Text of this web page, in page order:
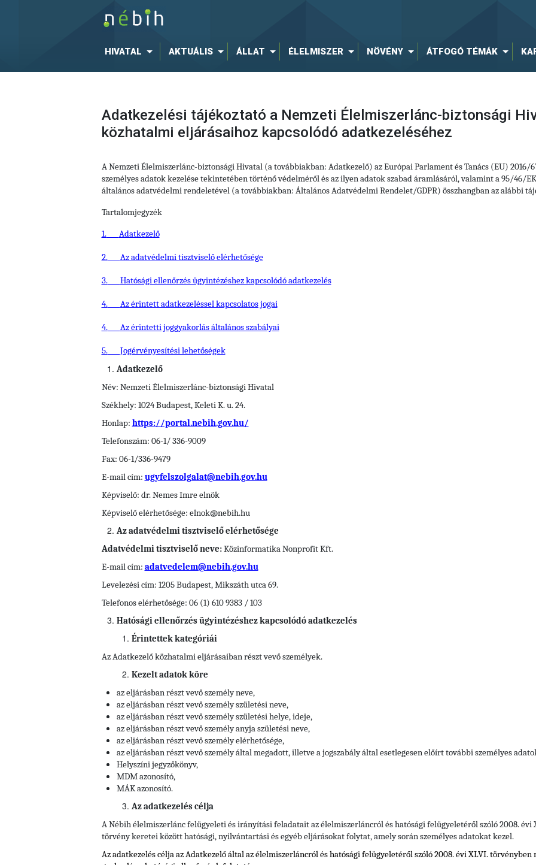
HIVATAL AKTUÁLIS ÁLLAT ÉLELMISZER NÖVÉNY ÁTFOGÓ TÉMÁK
Adatkezelési tájékoztató a Nemzeti Élelmiszerlánc-biztonsági
közhatalmi eljárásaihoz kapcsolódó adatkezeléséhez
A Nemzeti Élelmiszerlánc-biztonsági Hivatal (a továbbiakban: Adatkezelő) az Európai Parlament és Tanács (EU) 2016/
személyes adatok kezelése tekintetében történő védelméről és az ilyen adatok szabad áramlásáról, valamint a 95/46/
általános adatvédelmi rendeletével (a továbbiakban: Általános Adatvédelmi Rendelet/GDPR) összhangban az alábbi
Tartalomjegyzék
1. Adatkezelő
2. Az adatvédelmi tisztviselő elérhetősége
3. Hatósági ellenőrzés ügyintézéshez kapcsolódó adatkezelés
4. Az érintett adatkezeléssel kapcsolatos jogai
4. Az érintetti joggyakorlás általános szabályai
5.
Jogérvényesítési lehetőségek
Adatkezelő
Név: Nemzeti Élelmiszerlánc-biztonsági Hivatal
Székhely: 1024 Budapest, Keleti K. u. 24.
Honlap: https://portal.nebih.gov.hu/
Telefonszám: 06-1/ 336-9009
Fax: 06-1/336-9479
E-mail cím: ugyfelszolgalat@nebih.gov.hu
Képviselő: dr. Nemes Imre elnök
Képviselő elérhetősége: elnok@nebih.hu
Az adatvédelmi tisztviselő elérhetősége
Adatvédelmi tisztviselő neve:Közinformatika Nonprofit Kft.
E-mail cím: adatvedelem@nebih.gov.hu
Levelezési cím: 1205 Budapest, Mikszáth utca 69.
Telefonos elérhetősége: 06 (1) 610 9383 / 103
Hatósági ellenőrzés ügyintézéshez kapcsolódó adatkezelés
Érintettek kategóriái
Az Adatkezelő közhatalmi eljárásaiban részt vevő személyek.
Kezelt adatok köre
az eljárásban részt vevő személy neve,
az eljárásban részt vevő személy születési neve,
az eljárásban részt vevő személy születési helye, ideje,
az eljárásban részt vevő személy anyja születési neve,
az eljárásban részt vevő személy elérhetősége,
az eljárásban részt vevő személy által megadott, illetve a jogszabály által esetlegesen előírt további személyes
Helyszíni jegyzőkönyv,
MDM azonosító,
MÁK azonosító.
Az adatkezelés célja
A Nébih élelmiszerlánc felügyeleti és irányítási feladatait az élelmiszerláncról és hatósági felügyeletéről szóló 2008. évi
törvény keretei között hatósági, nyilvántartási és egyéb eljárásokat folytat, amely során személyes adatokat kezel.
Az adatkezelés célja az Adatkezelő által az élelmiszerláncról és hatósági felügyeletéről szóló 2008. évi XLVI.